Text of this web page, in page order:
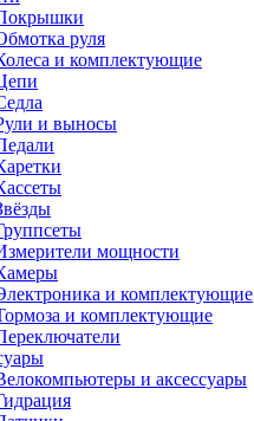
руля
и комплектующие
и выносы
мощности
и комплектующие
и комплектующие
и аксессуары